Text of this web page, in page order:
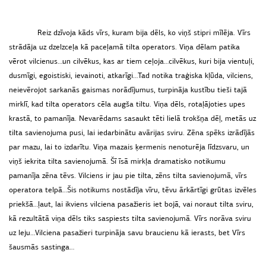
Reiz dzīvoja kāds vīrs, kuram bija dēls, ko viņš stipri mīlēja. Vīrs
strādāja uz dzelzceļa kā paceļamā tilta operators. Viņa dēlam patika
vērot vilcienus…un cilvēkus, kas ar tiem ceļoja…cilvēkus, kuri bija vientuļi,
dusmīgi, egoistiski, ievainoti, atkarīgi…Tad notika traģiska kļūda, vilciens,
neievērojot sarkanās gaismas norādījumus, turpināja kustību tieši tajā
mirklī, kad tilta operators cēla augša tiltu. Viņa dēls, rotaļājoties upes
krastā, to pamanīja. Nevarēdams sasaukt tēti lielā trokšņa dēļ, metās uz
tilta savienojuma pusi, lai iedarbinātu avārijas sviru. Zēna spēks izrādījās
par mazu, lai to izdarītu. Viņa mazais ķermenis nenoturēja līdzsvaru, un
viņš iekrita tilta savienojumā. Šī īsā mirkļa dramatisko notikumu
pamanīja zēna tēvs. Vilciens ir jau pie tilta, zēns tilta savienojumā, vīrs
operatora telpā…Šis notikums nostādīja vīru, tēvu ārkārtīgi grūtas izvēles
priekšā…ļaut, lai ikviens vilciena pasažieris iet bojā, vai noraut tilta sviru,
kā rezultātā viņa dēls tiks saspiests tilta savienojumā. Vīrs norāva sviru
uz leju…Vilciena pasažieri turpināja savu braucienu kā ierasts, bet Vīrs
šausmās sastinga…